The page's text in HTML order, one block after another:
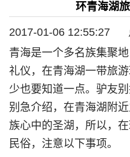
环青海湖
2017-01-06 12:55:27
青海是一个多名族集聚
礼仪，在青海湖一带旅
少也要知道一点。驴友
别急介绍，在青海湖附
族心中的圣湖，所以，
民俗，注意以下事项。